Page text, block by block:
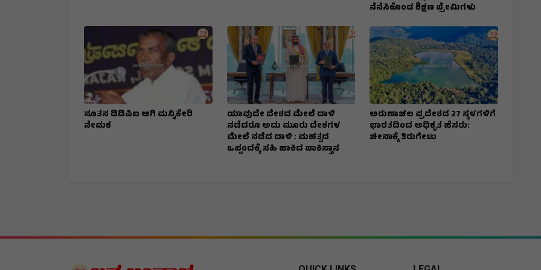
ನೆನೆಸಿಕೊಂಡ ಶಿಕ್ಷಣ ಪ್ರೇಮಿಗಳು
ನೂತನ ಡಿಡಿಪಿಐ ಆಗಿ ಮನ್ನಿಕೇರಿ
ನೇಮಕ
ಯಾವುದೇ ದೇಶದ ಮೇಲೆ ದಾಳಿ
ನಡೆದರೂ ಅದು ಮೂರು ದೇಶಗಳ
ಮೇಲೆ ನಡೆದ ದಾಳಿ : ಮಹತ್ವದ
ಒಪ್ಪಂದಕ್ಕೆ ಸಹಿ ಹಾಕಿದ ಪಾಕಿಸ್ತಾನ
ಅರುಣಾಚಲ ಪ್ರದೇಶದ 27 ಸ್ಥಳಗಳಿಗೆ
ಭಾರತದಿಂದ ಅಧಿಕೃತ ಹೆಸರು:
ಚೀನಾಕ್ಕೆ ತಿರುಗೇಟು